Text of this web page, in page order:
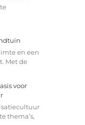
en een
Met de
voor
thema’s,